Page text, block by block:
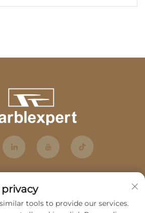
tools to provide our services.